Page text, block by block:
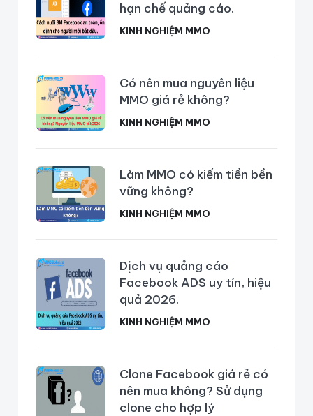
hạn chế quảng cáo.
KINH NGHIỆM MMO
Có nên mua nguyên liệu
MMO giá rẻ không?
KINH NGHIỆM MMO
Làm MMO có kiếm tiền bền
vững không?
KINH NGHIỆM MMO
Dịch vụ quảng cáo
Facebook ADS uy tín, hiệu
quả 2026.
KINH NGHIỆM MMO
Clone Facebook giá rẻ có
nên mua không? Sử dụng
clone cho hợp lý